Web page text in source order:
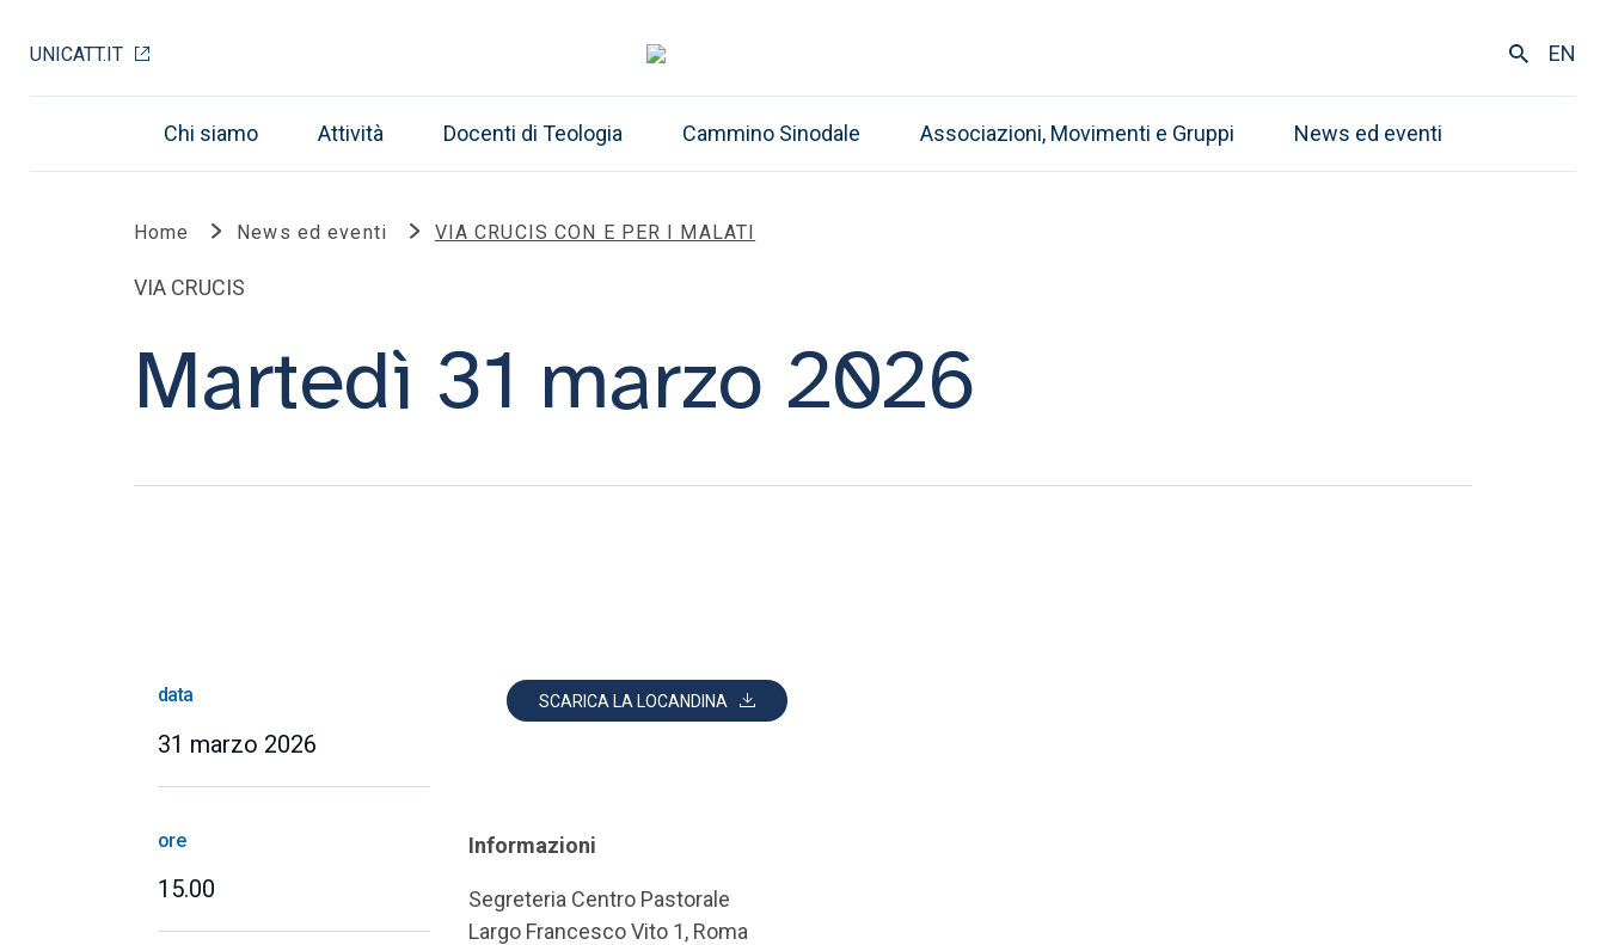
UNICATT.IT EN
Chi siamo Attività Docenti di Teologia Cammino Sinodale Associazioni, Movimenti e Gruppi News ed eventi
Home News ed eventi VIA CRUCIS CON E PER I MALATI
VIA CRUCIS
Martedì 31 marzo 2026
data
31 marzo 2026
ore
15.00
SCARICA LA LOCANDINA
Informazioni
Segreteria Centro Pastorale
Largo Francesco Vito 1, Roma